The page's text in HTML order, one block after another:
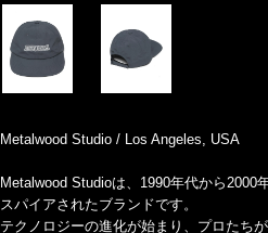
Metalwood Studio / Los Angeles, USA
Metalwood Studioは、1990年代から2000
スパイアされたブランドです。
テクノロジーの進化が始まり、プロたち